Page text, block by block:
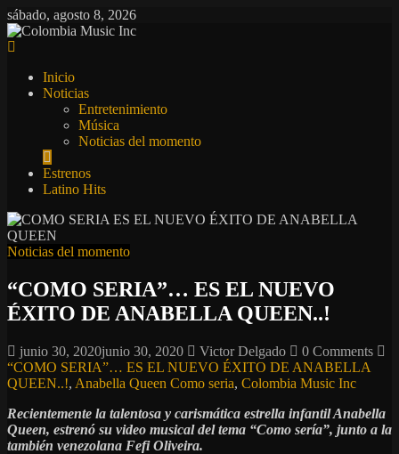
Saltar
al
contenido
sábado, agosto 8, 2026
Colombia
Music
Inc
Inicio
Noticias
Entretenimiento
Música
Noticias del momento
Estrenos
Latino Hits
Noticias del momento
“COMO SERIA”… ES EL NUEVO
ÉXITO DE ANABELLA QUEEN..!
junio 30, 2020junio 30, 2020 Victor Delgado
0 Comments
“COMO SERIA”… ES EL NUEVO ÉXITO DE ANABELLA
QUEEN..!, Anabella Queen Como seria, Colombia Music Inc
Recientemente la talentosa y carismática estrella infantil Anabella
Queen, estrenó su video musical del tema “Como sería”, junto a la
también venezolana Fefi Oliveira.